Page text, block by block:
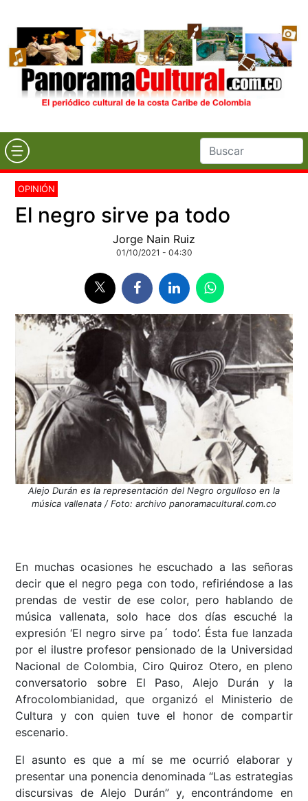
OPINIÓN
El negro sirve pa todo
Jorge Nain Ruiz
01/10/2021 - 04:30
Alejo Durán es la representación del Negro orgulloso en la
música vallenata / Foto: archivo panoramacultural.com.co
En muchas ocasiones he escuchado a las señoras
decir que el negro pega con todo, refiriéndose a las
prendas de vestir de ese color, pero hablando de
música vallenata, solo hace dos días escuché la
expresión ‘El negro sirve pa´ todo’. Ésta fue lanzada
por el ilustre profesor pensionado de la Universidad
Nacional de Colombia, Ciro Quiroz Otero, en pleno
conversatorio sobre El Paso, Alejo Durán y la
Afrocolombianidad, que organizó el Ministerio de
Cultura y con quien tuve el honor de compartir
escenario.
El asunto es que a mí se me ocurrió elaborar y
presentar una ponencia denominada “Las estrategias
discursivas de Alejo Durán” y, encontrándome en